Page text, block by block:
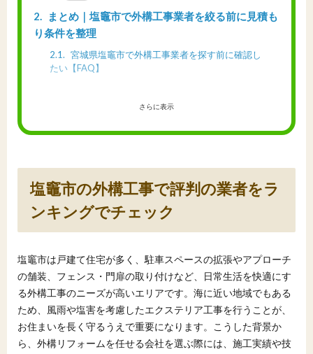
2
まとめ｜塩竈市で外構工事業者を絞る前に見積も
り条件を整理
2.1
宮城県塩竈市で外構工事業者を探す前に確認し
たい【FAQ】
さらに表示
塩竈市の外構工事で評判の業者をラ
ンキングでチェック
塩竈市は戸建て住宅が多く、駐車スペースの拡張やアプローチ
の舗装、フェンス・門扉の取り付けなど、日常生活を快適にす
る外構工事のニーズが高いエリアです。海に近い地域でもある
ため、風雨や塩害を考慮したエクステリア工事を行うことが、
お住まいを長く守るうえで重要になります。こうした背景か
ら、外構リフォームを任せる会社を選ぶ際には、施工実績や技